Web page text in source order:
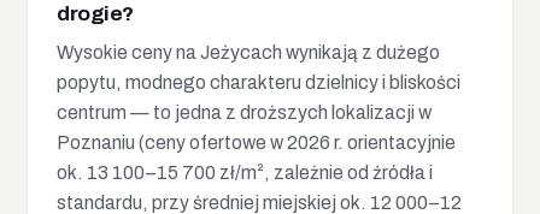
drogie?
Wysokie ceny na Jeżycach wynikają z dużego
popytu, modnego charakteru dzielnicy i bliskości
centrum — to jedna z droższych lokalizacji w
Poznaniu (ceny ofertowe w 2026 r. orientacyjnie
ok. 13 100–15 700 zł/m², zależnie od źródła i
standardu, przy średniej miejskiej ok. 12 000–12